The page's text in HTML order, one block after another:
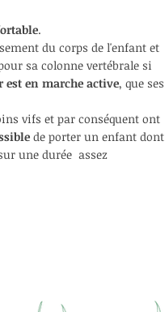
.
du corps de l'enfant et
sa colonne vertébrale si
est en marche active, que ses
vifs et par conséquent ont
de porter un enfant dont
une durée assez